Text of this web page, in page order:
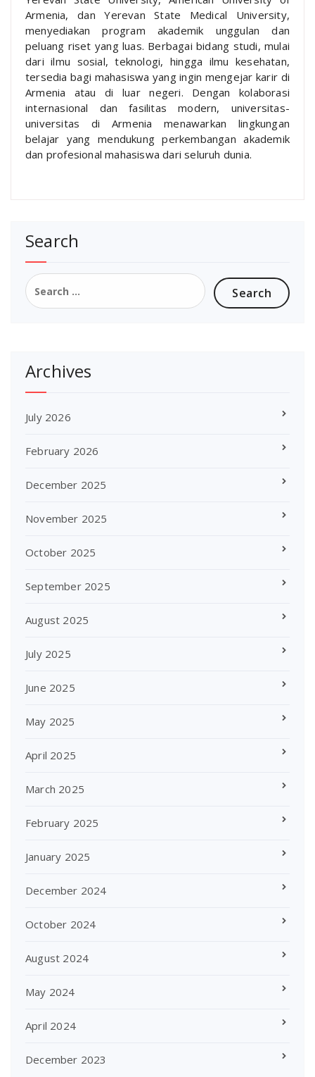
Armenia, dan Yerevan State Medical University,
menyediakan program akademik unggulan dan
peluang riset yang luas. Berbagai bidang studi, mulai
dari ilmu sosial, teknologi, hingga ilmu kesehatan,
tersedia bagi mahasiswa yang ingin mengejar karir di
Armenia atau di luar negeri. Dengan kolaborasi
internasional dan fasilitas modern, universitas-
universitas di Armenia menawarkan lingkungan
belajar yang mendukung perkembangan akademik
dan profesional mahasiswa dari seluruh dunia.
Search
Search
for:
Archives
July 2026
February 2026
December 2025
November 2025
October 2025
September 2025
August 2025
July 2025
June 2025
May 2025
April 2025
March 2025
February 2025
January 2025
December 2024
October 2024
August 2024
May 2024
April 2024
December 2023